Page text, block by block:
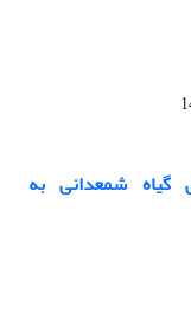
گیاه شمعدانی به